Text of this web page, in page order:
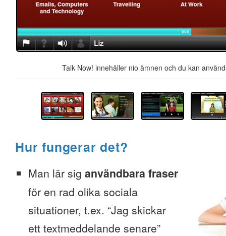
Talk Now! innehåller nio ämnen och du kan
Hur fungerar det?
Man lär sig användbara fraser
för en rad olika sociala
situationer, t.ex. “Jag skickar
ett textmeddelande senare”